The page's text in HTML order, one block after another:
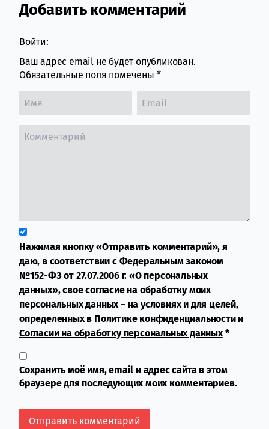
Comment section
Добавить комментарий
Войти:
Ваш адрес email не будет опубликован.
Обязательные поля помечены *
Нажимая кнопку «Отправить комментарий», я
даю, в соответствии с Федеральным законом
№152-ФЗ от 27.07.2006 г. «О персональных
данных», свое согласие на обработку моих
персональных данных – на условиях и для целей,
определенных в Политике конфиденциальностии
Согласии на обработку персональных данных*
Сохранить моё имя, email и адрес сайта в этом
браузере для последующих моих комментариев.